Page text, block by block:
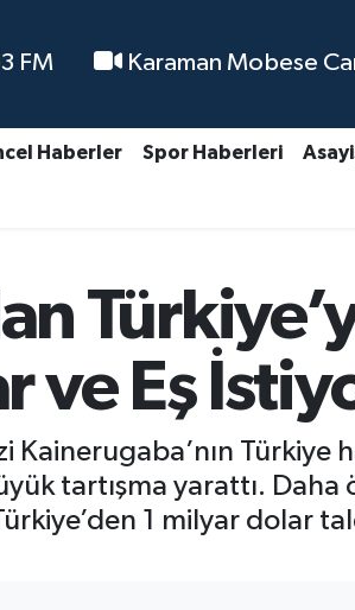
FM Karaman Mobese
Haberler Spor Haberleri
ve Eş
Türkiye
tartışma yarattı. Daha
1 milyar dolar